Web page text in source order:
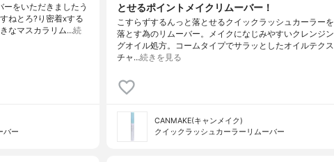
ーをいただきましたう
ねとろ?り密着xする
なマスカラリム…続
バー
とせるポイントメイクリムーバー！
こすらずするんっと落とせるクイックラッシュカーラーを
落とす為のリムーバー。メイクになじみやすいクレンジン
グオイル処方。コームタイプでサラッとしたオイルテクス
チャ…続きを見る
CANMAKE(キャンメイク)
クイックラッシュカーラーリムーバー